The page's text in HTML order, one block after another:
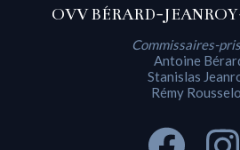
OVV BÉRARD-
Commissaires-
Antoine
Stanislas
Rémy